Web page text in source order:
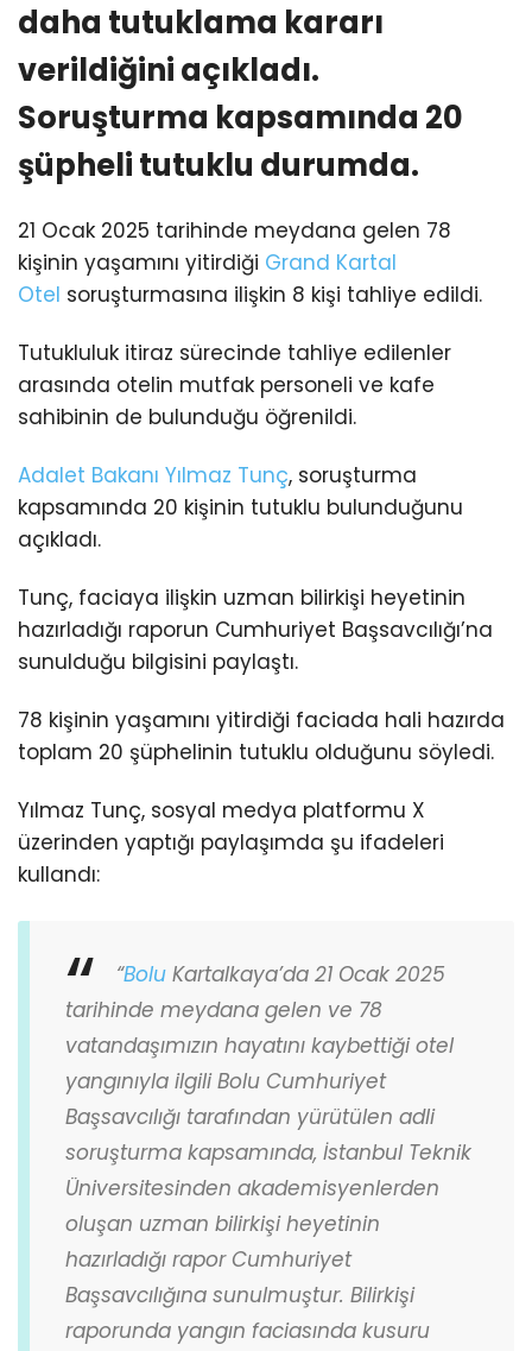
daha tutuklama kararı
verildiğini açıkladı.
Soruşturma kapsamında 20
şüpheli tutuklu durumda.
21 Ocak 2025 tarihinde meydana gelen 78
kişinin yaşamını yitirdiği Grand Kartal
Otel soruşturmasına ilişkin 8 kişi tahliye edildi.
Tutukluluk itiraz sürecinde tahliye edilenler
arasında otelin mutfak personeli ve kafe
sahibinin de bulunduğu öğrenildi.
Adalet Bakanı Yılmaz Tunç, soruşturma
kapsamında 20 kişinin tutuklu bulunduğunu
açıkladı.
Tunç, faciaya ilişkin uzman bilirkişi heyetinin
hazırladığı raporun Cumhuriyet Başsavcılığı’na
sunulduğu bilgisini paylaştı.
78 kişinin yaşamını yitirdiği faciada hali hazırda
toplam 20 şüphelinin tutuklu olduğunu söyledi.
Yılmaz Tunç, sosyal medya platformu X
üzerinden yaptığı paylaşımda şu ifadeleri
kullandı:
“Bolu Kartalkaya’da 21 Ocak 2025
tarihinde meydana gelen ve 78
vatandaşımızın hayatını kaybettiği otel
yangınıyla ilgili Bolu Cumhuriyet
Başsavcılığı tarafından yürütülen adli
soruşturma kapsamında, İstanbul Teknik
Üniversitesinden akademisyenlerden
oluşan uzman bilirkişi heyetinin
hazırladığı rapor Cumhuriyet
Başsavcılığına sunulmuştur. Bilirkişi
raporunda yangın faciasında kusuru